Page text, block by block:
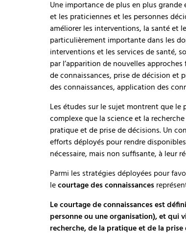
Une importance de plus en plus grande
et les praticiennes et les personnes
améliorer les interventions, la santé et
particulièrement importante dans les
interventions et les services de santé,
par l’apparition de nouvelles
de connaissances, prise de décision et
des connaissances, application des
Les études sur le sujet montrent que le
complexe que la science et la
pratique et de prise de décisions. Un
efforts déployés pour rendre
nécessaire, mais non suffisante, à leur
Parmi les stratégies déployées pour
le courtage des connaissances
Le courtage de connaissances est
personne ou une organisation), et qui
recherche, de la pratique et de la